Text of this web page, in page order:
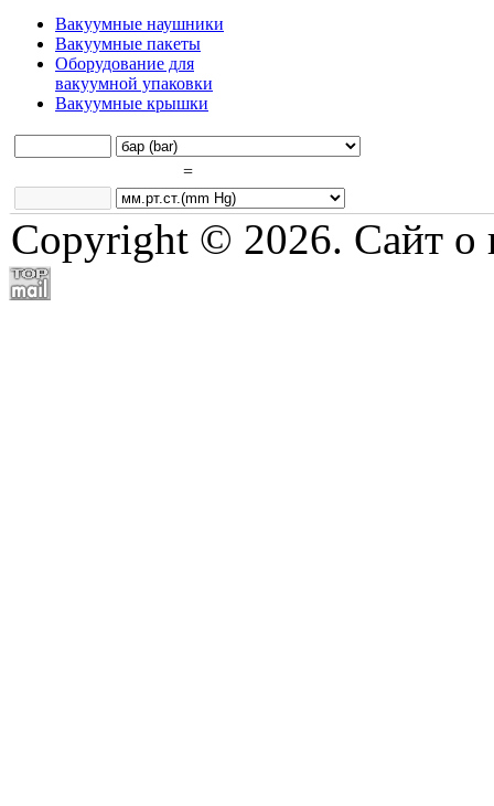
Вакуумные наушники
Вакуумные пакеты
Оборудование для
вакуумной упаковки
Вакуумные крышки
=
Copyright © 2026. Сайт о